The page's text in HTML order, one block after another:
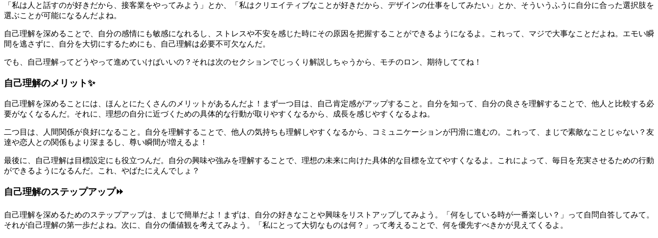
「私は人と話すのが好きだから、接客業をやってみよう」とか、「私はクリエイティブなことが好きだから、デザインの仕事をしてみたい」とか、そういうふうに自分に合った選択肢を
選ぶことが可能になるんだよね。
自己理解を深めることで、自分の感情にも敏感になれるし、ストレスや不安を感じた時にその原因を把握することができるようになるよ。これって、マジで大事なことだよね。エモい瞬
間を逃さずに、自分を大切にするためにも、自己理解は必要不可欠なんだ。
でも、自己理解ってどうやって進めていけばいいの？それは次のセクションでじっくり解説しちゃうから、モチのロン、期待しててね！
自己理解のメリット✨
自己理解を深めることには、ほんとにたくさんのメリットがあるんだよ！まず一つ目は、自己肯定感がアップすること。自分を知って、自分の良さを理解することで、他人と比較する必
要がなくなるんだ。それに、理想の自分に近づくための具体的な行動が取りやすくなるから、成長を感じやすくなるよね。
二つ目は、人間関係が良好になること。自分を理解することで、他人の気持ちも理解しやすくなるから、コミュニケーションが円滑に進むの。これって、まじで素敵なことじゃない？友
達や恋人との関係もより深まるし、尊い瞬間が増えるよ！
最後に、自己理解は目標設定にも役立つんだ。自分の興味や強みを理解することで、理想の未来に向けた具体的な目標を立てやすくなるよ。これによって、毎日を充実させるための行動
ができるようになるんだ。これ、やばたにえんでしょ？
自己理解のステップアップ⏩
自己理解を深めるためのステップアップは、まじで簡単だよ！まずは、自分の好きなことや興味をリストアップしてみよう。「何をしている時が一番楽しい？」って自問自答してみて。
それが自己理解の第一歩だよね。次に、自分の価値観を考えてみよう。「私にとって大切なものは何？」って考えることで、何を優先すべきかが見えてくるよ。